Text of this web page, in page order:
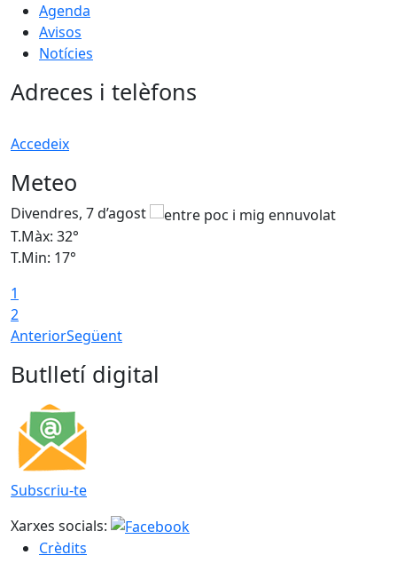
Agenda
Avisos
Notícies
Adreces i telèfons
Accedeix
Meteo
Divendres, 7 d’agost
T.Màx: 32°
T.Min: 17°
1
2
AnteriorSegüent
Butlletí digital
Subscriu-te
Xarxes socials:
Crèdits